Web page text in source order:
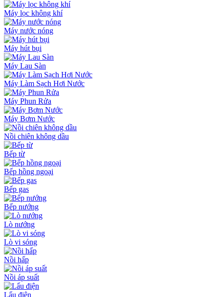
Máy lọc không khí
Máy nước nóng
Máy hút bụi
Máy Lau Sàn
Máy Làm Sạch Hơi Nước
Máy Phun Rửa
Máy Bơm Nước
Nồi chiên không dầu
Bếp từ
Bếp hồng ngoại
Bếp gas
Bếp nướng
Lò nướng
Lò vi sóng
Nồi hấp
Nồi áp suất
Lẩu điện